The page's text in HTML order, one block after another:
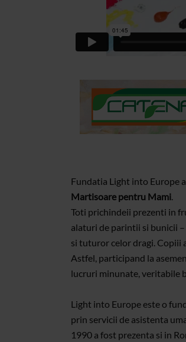
Fundatia Light into Europe
Martisoare pentru Mami
Toti prichindeii prezenti in
alaturi de parintii si bunicii
si tuturor celor dragi. Copiii
Astfel, participand la
lucruri minunate, veritabile
Light into Europe este o
prin servicii de asistenta
1990 a fost prezenta si in